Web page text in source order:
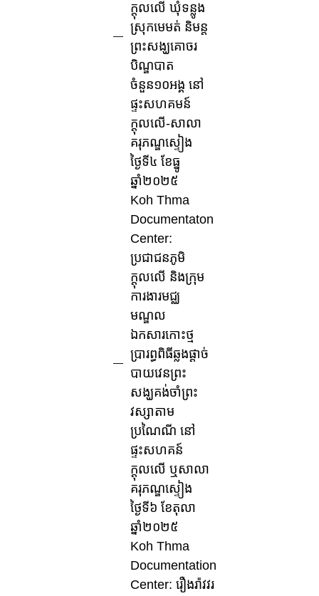
ក្តុលលើ ឃុំទន្លូង
ស្រុកមេមត់ និមន្ត
ព្រះសង្ឃគោចរ
បិណ្ឌបាត
ចំនួន១០អង្គ នៅ
ផ្ទះសហគមន៍
ក្តុលលើ-សាលា
គរុភណ្ឌស្ទៀង
ថ្ងៃទី៤ ខែធ្នូ
ឆ្នាំ២០២៥
Koh Thma
Documentaton
Center:
ប្រជាជនភូមិ
ក្តុលលើ និងក្រុម
ការងារមជ្ឈ
មណ្ឌល
ឯកសារកោះថ្ម
ប្រារព្ធពិធីឆ្លងផ្តាច់
បាយវេនព្រះ
សង្ឃគង់ចាំព្រះ
វស្សាតាម
ប្រណៃណី នៅ
ផ្ទះសហគន៍
ក្តុលលើ ឬសាលា
គរុភណ្ឌស្ទៀង
ថ្ងៃទី៦ ខែតុលា
ឆ្នាំ២០២៥
Koh Thma
Documentation
Center: រឿងរ៉ាវវរ